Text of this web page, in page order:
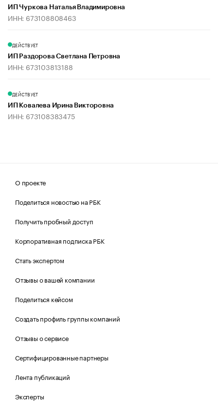
ИП Чуркова Наталья Владимировна
ИНН: 673108808463
ДЕЙСТВУЕТ
ИП Раздорова Светлана Петровна
ИНН: 673103813188
ДЕЙСТВУЕТ
ИП Ковалева Ирина Викторовна
ИНН: 673108383475
О проекте
Поделиться новостью на РБК
Получить пробный доступ
Корпоративная подписка РБК
Стать экспертом
Отзывы о вашей компании
Поделиться кейсом
Создать профиль группы компаний
Отзывы о сервисе
Сертифицированные партнеры
Лента публикаций
Эксперты